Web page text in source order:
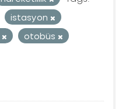
istasyon
otobüs